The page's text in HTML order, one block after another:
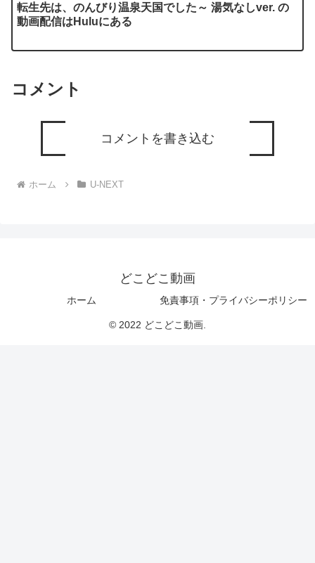
転生先は、のんびり温泉天国でした～ 湯気なしver. の
動画配信はHuluにある
コメント
コメントを書き込む
ホーム U-NEXT
どこどこ動画
ホーム 免責事項・プライバシーポリシー
© 2022 どこどこ動画.